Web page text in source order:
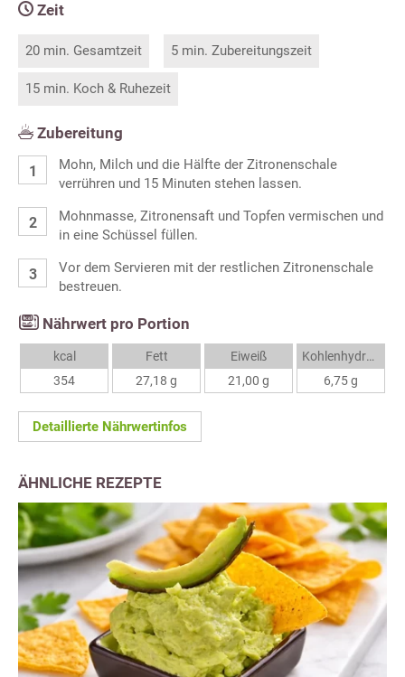
Zeit
20 min. Gesamtzeit 5 min. Zubereitungszeit
15 min. Koch & Ruhezeit
Zubereitung
Mohn, Milch und die Hälfte der Zitronenschale
verrühren und 15 Minuten stehen lassen.
Mohnmasse, Zitronensaft und Topfen vermischen und
in eine Schüssel füllen.
Vor dem Servieren mit der restlichen Zitronenschale
bestreuen.
Nährwert pro Portion
kcal
354
Fett
27,18 g
Eiweiß
21,00 g
Kohlenhydrate
6,75 g
Detaillierte Nährwertinfos
ÄHNLICHE REZEPTE